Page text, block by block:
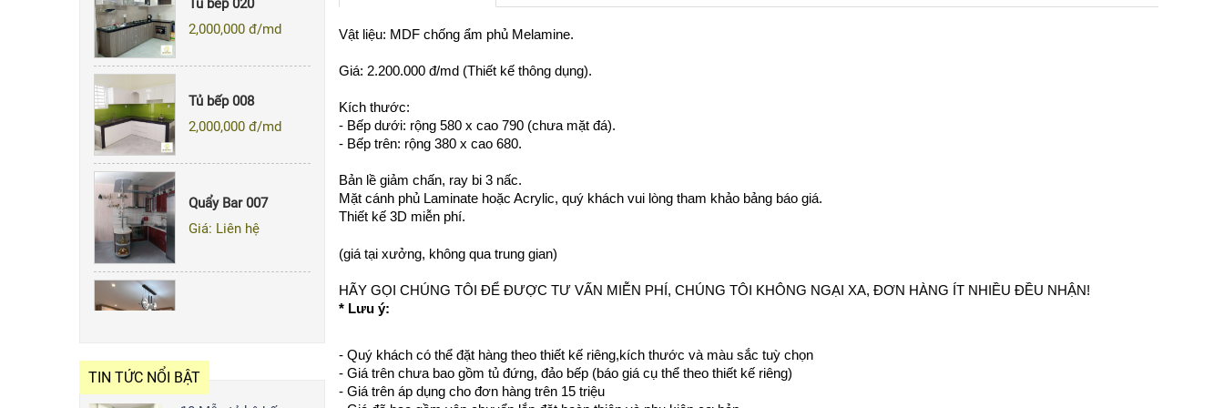
Vật liệu: MDF chống ẩm phủ Melamine.
Giá: 2.200.000 đ/md (Thiết kế thông dụng).
Kích thước:
- Bếp dưới: rộng 580 x cao 790 (chưa mặt đá).
- Bếp trên: rộng 380 x cao 680.
Bản lề giảm chấn, ray bi 3 nấc.
Mặt cánh phủ Laminate hoặc Acrylic, quý khách vui lòng tham khảo bảng báo giá.
Thiết kế 3D miễn phí.
(giá tại xưởng, không qua trung gian)
HÃY GỌI CHÚNG TÔI ĐỂ ĐƯỢC TƯ VẤN MIỄN PHÍ, CHÚNG TÔI KHÔNG NGẠI XA, ĐƠN HÀNG ÍT NHIỀU ĐỀU NHẬN!
* Lưu ý:
- Quý khách có thể đặt hàng theo thiết kế riêng,kích thước và màu sắc tuỳ chọn
- Giá trên chưa bao gồm tủ đứng, đảo bếp (báo giá cụ thể theo thiết kế riêng)
- Giá trên áp dụng cho đơn hàng trên 15 triệu
2,000,000đ/md
2,000,000đ/md
Giá: Liên hệ
TIN TỨC NỔI BẬT